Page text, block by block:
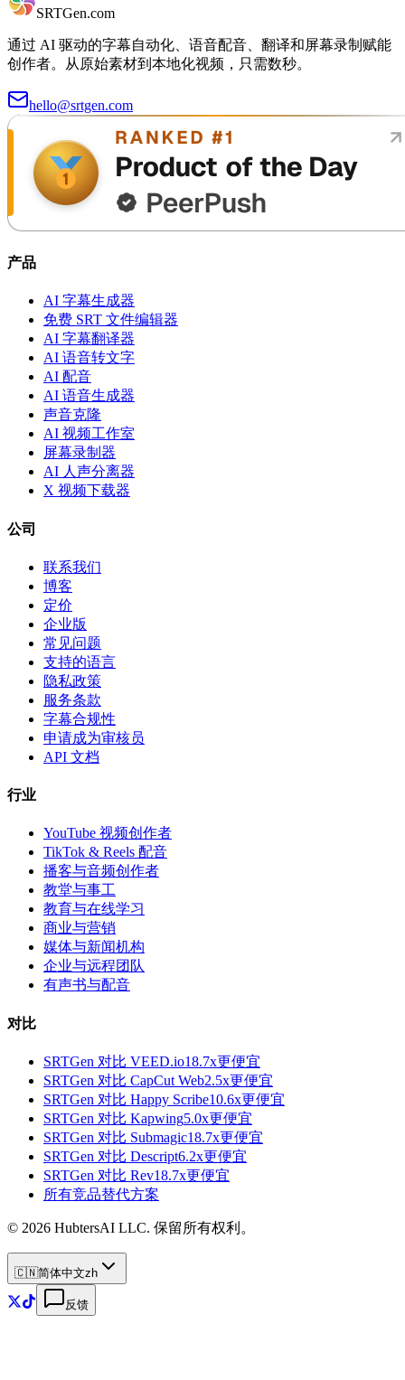
SRTGen.com
通过 AI 驱动的字幕自动化、语音配音、翻译和屏幕录制赋能
创作者。从原始素材到本地化视频，只需数秒。
hello@srtgen.com
产品
AI 字幕生成器
免费 SRT 文件编辑器
AI 字幕翻译器
AI 语音转文字
AI 配音
AI 语音生成器
声音克隆
AI 视频工作室
屏幕录制器
AI 人声分离器
X 视频下载器
公司
联系我们
博客
定价
企业版
常见问题
支持的语言
隐私政策
服务条款
字幕合规性
申请成为审核员
API 文档
行业
YouTube 视频创作者
TikTok & Reels 配音
播客与音频创作者
教堂与事工
教育与在线学习
商业与营销
媒体与新闻机构
企业与远程团队
有声书与配音
对比
SRTGen 对比 VEED.io18.7x更便宜
SRTGen 对比 CapCut Web2.5x更便宜
SRTGen 对比 Happy Scribe10.6x更便宜
SRTGen 对比 Kapwing5.0x更便宜
SRTGen 对比 Submagic18.7x更便宜
SRTGen 对比 Descript6.2x更便宜
SRTGen 对比 Rev18.7x更便宜
所有竞品替代方案
© 2026 HubtersAI LLC. 保留所有权利。
🇨🇳简体中文zh
反馈